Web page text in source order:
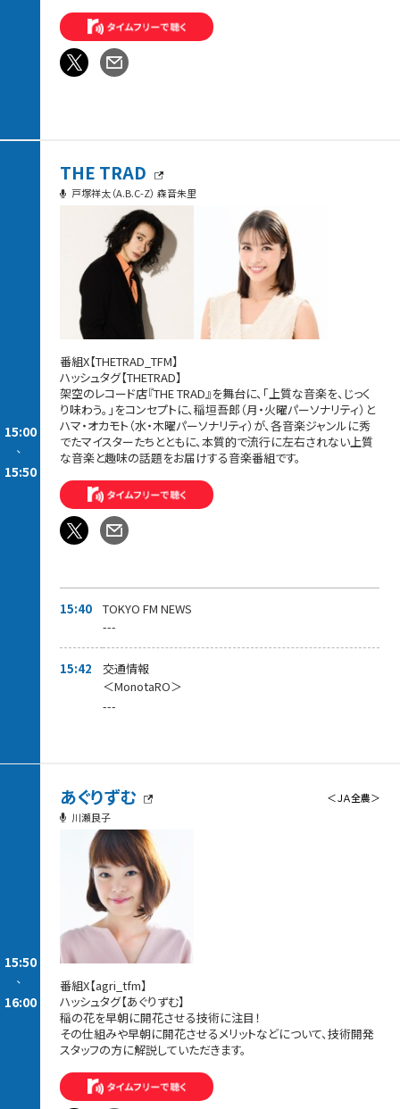
15:00
-
15:50
THE TRAD
戸塚祥太（A.B.C-Z） 森音朱里
番組X【THETRAD_TFM】
ハッシュタグ【THETRAD】
架空のレコード店『THE TRAD』を舞台に、「上質な音楽を、じっく
り味わう。」をコンセプトに、稲垣吾郎（月・火曜パーソナリティ）と
ハマ・オカモト（水・木曜パーソナリティ）が、各音楽ジャンルに秀
でたマイスターたちとともに、本質的で流行に左右されない上質
な音楽と趣味の話題をお届けする音楽番組です。
15:40
TOKYO FM NEWS
---
15:42
交通情報
＜MonotaRO＞
---
15:50
-
16:00
あぐりずむ
＜ＪＡ全農＞
川瀬良子
番組X【agri_tfm】
ハッシュタグ【あぐりずむ】
稲の花を早朝に開花させる技術に注目！
その仕組みや早朝に開花させるメリットなどについて、技術開発
スタッフの方に解説していただきます。